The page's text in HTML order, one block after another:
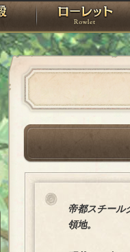
PandoraPartyProject
神殿
帝都スチール
領地。